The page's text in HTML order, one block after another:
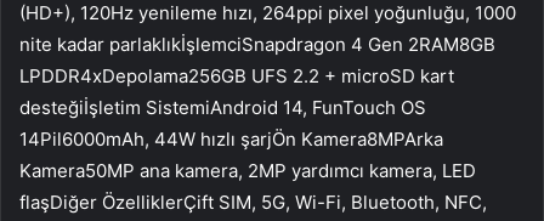
(HD+), 120Hz yenileme hızı, 264ppi pixel yoğunluğu, 1000
nite kadar parlaklıkİşlemciSnapdragon 4 Gen 2RAM8GB
LPDDR4xDepolama256GB UFS 2.2 + microSD kart
desteğiİşletim SistemiAndroid 14, FunTouch OS
14Pil6000mAh, 44W hızlı şarjÖn Kamera8MPArka
Kamera50MP ana kamera, 2MP yardımcı kamera, LED
flaşDiğer ÖzelliklerÇift SIM, 5G, Wi-Fi, Bluetooth, NFC,